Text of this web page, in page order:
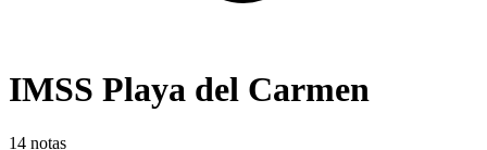
IMSS Playa del Carmen
14 notas